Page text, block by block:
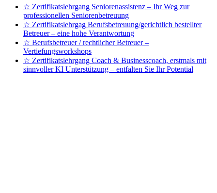
☆ Zertifikatslehrgang Seniorenassistenz – Ihr Weg zur
professionellen Seniorenbetreuung
☆ Zertifikatslehrgag Berufsbetreuung/gerichtlich bestellter
Betreuer – eine hohe Verantwortung
☆ Berufsbetreuer / rechtlicher Betreuer –
Vertiefungsworkshops
☆ Zertifikatslehrgang Coach & Businesscoach, erstmals mit
sinnvoller KI Unterstützung – entfalten Sie Ihr Potential